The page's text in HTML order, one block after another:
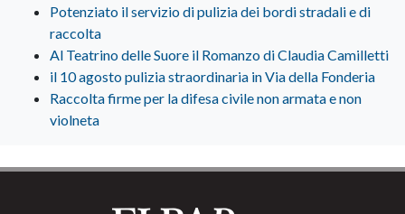
Potenziato il servizio di pulizia dei bordi stradali e di
raccolta
Al Teatrino delle Suore il Romanzo di Claudia Camilletti
il 10 agosto pulizia straordinaria in Via della Fonderia
Raccolta firme per la difesa civile non armata e non
violneta